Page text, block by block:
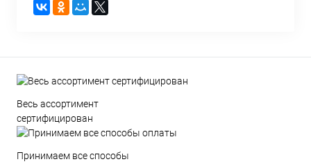
Весь ассортимент
сертифицирован
Принимаем все способы